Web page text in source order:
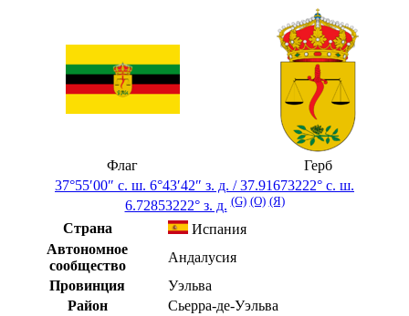
Флаг
Герб
37°55′00″ с. ш. 6°43′42″ з. д. /37.91673222° с. ш.
6.72853222° з. д. (G) (O) (Я)
Страна
Испания
Автономное
сообщество
Андалусия
Провинция
Уэльва
Район
Сьерра-де-Уэльва